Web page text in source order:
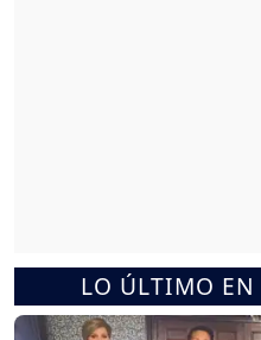
LO ÚLTIMO